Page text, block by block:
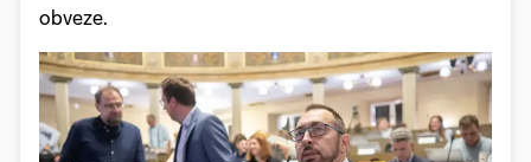
obveze.